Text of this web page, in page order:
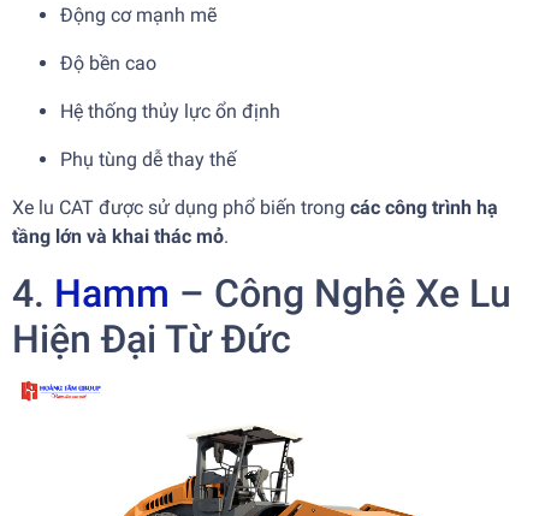
Động cơ mạnh mẽ
Độ bền cao
Hệ thống thủy lực ổn định
Phụ tùng dễ thay thế
Xe lu CAT được sử dụng phổ biến trong các công trình hạ
tầng lớn và khai thác mỏ.
4. Hamm – Công Nghệ Xe Lu
Hiện Đại Từ Đức